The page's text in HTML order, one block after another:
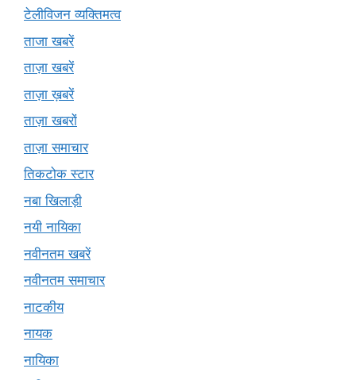
टेलीविजन व्यक्तिमत्व
ताजा खबरें
ताज़ा खबरें
ताज़ा ख़बरें
ताज़ा खबरों
ताज़ा समाचार
तिकटोक स्टार
नबा खिलाड़ी
नयी नायिका
नवीनतम खबरें
नवीनतम समाचार
नाटकीय
नायक
नायिका